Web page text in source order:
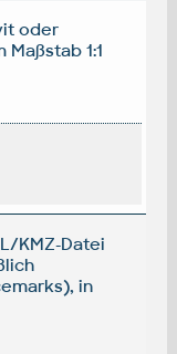
oder
1:1
KMZ-Datei
in